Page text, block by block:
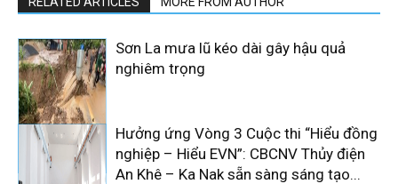
Sơn La mưa lũ kéo dài gây hậu quả
nghiêm trọng
Hưởng ứng Vòng 3 Cuộc thi “Hiểu đồng
nghiệp – Hiểu EVN”: CBCNV Thủy điện
An Khê – Ka Nak sẵn sàng sáng tạo...